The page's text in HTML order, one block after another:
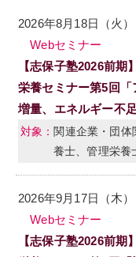
2026年8月18日（火
Webセミナー
【志保子塾2026前
栄養セミナー第5回
増量、エネルギー不
関連企業・団体
養士、管理栄養
2026年9月17日（木
Webセミナー
【志保子塾2026前